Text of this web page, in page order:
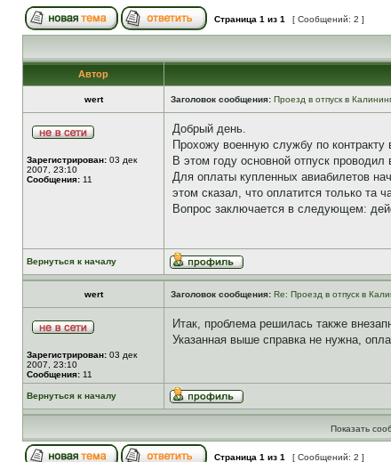
Страница 1 из 1 [ Сообщений: 2 ]
Автор
wert Заголовок сообщения: Проезд в отпуск в
Зарегистрирован: 03 дек
2007, 23:10
Сообщения: 11
Добрый день.
Прохожу военную службу по контракту
В этом году основной отпуск
Для оплаты купленных авиабилетов
этом сказал, что оплатится только та
Вопрос заключается в следующем:
Вернуться к началу
wert Заголовок сообщения: Re: Проезд в отпуск в
Зарегистрирован: 03 дек
2007, 23:10
Сообщения: 11
Итак, проблема решилась также
Указанная выше справка не нужна,
Вернуться к началу
Показать
Страница 1 из 1 [ Сообщений: 2 ]